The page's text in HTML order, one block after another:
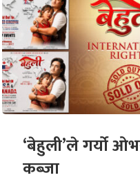
‘बेहुली’ले गर्यो
कब्जा